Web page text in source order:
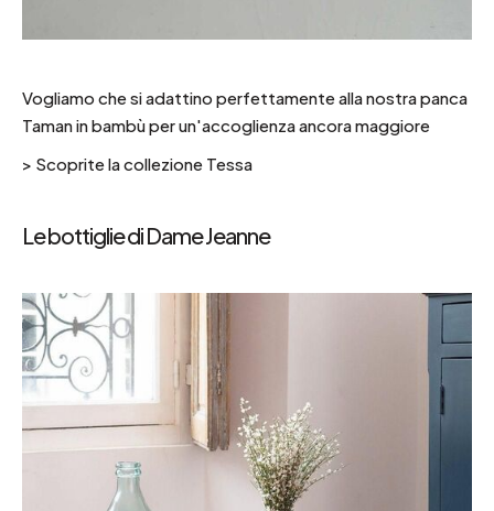
Vogliamo che si adattino perfettamente alla nostra panca
Taman in bambù per un'accoglienza ancora maggiore
> Scoprite la collezione Tessa
Le bottiglie di Dame Jeanne